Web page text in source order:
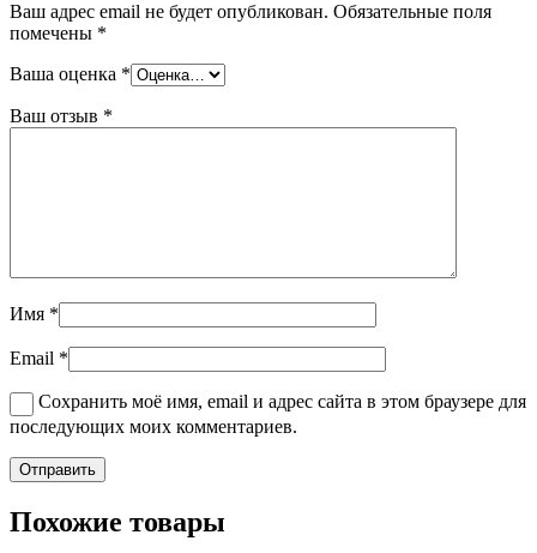
Ваш адрес email не будет опубликован. Обязательные поля
помечены *
Ваша оценка *
Ваш отзыв *
Имя *
Email *
Сохранить моё имя, email и адрес сайта в этом браузере для
последующих моих комментариев.
Похожие товары